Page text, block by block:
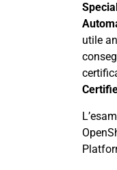
utile